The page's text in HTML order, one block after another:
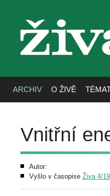
živa
ARCHIV O ŽIVĚ
Vnitřní
Autor:
Vyšlo v časopise Živa 4/